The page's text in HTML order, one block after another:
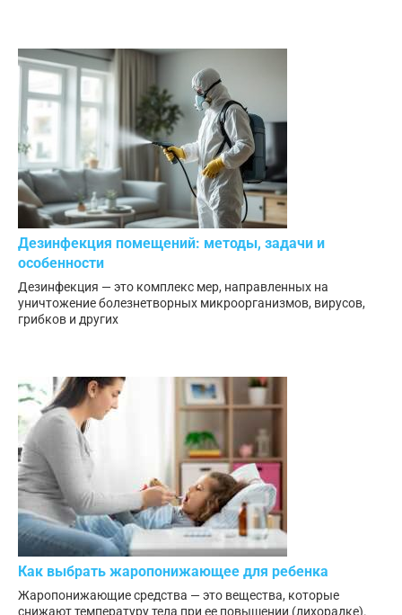
Дезинфекция помещений: методы, задачи и
особенности
Дезинфекция — это комплекс мер, направленных на
уничтожение болезнетворных микроорганизмов, вирусов,
грибков и других
Как выбрать жаропонижающее для ребенка
Жаропонижающие средства — это вещества, которые
снижают температуру тела при ее повышении (лихорадке).